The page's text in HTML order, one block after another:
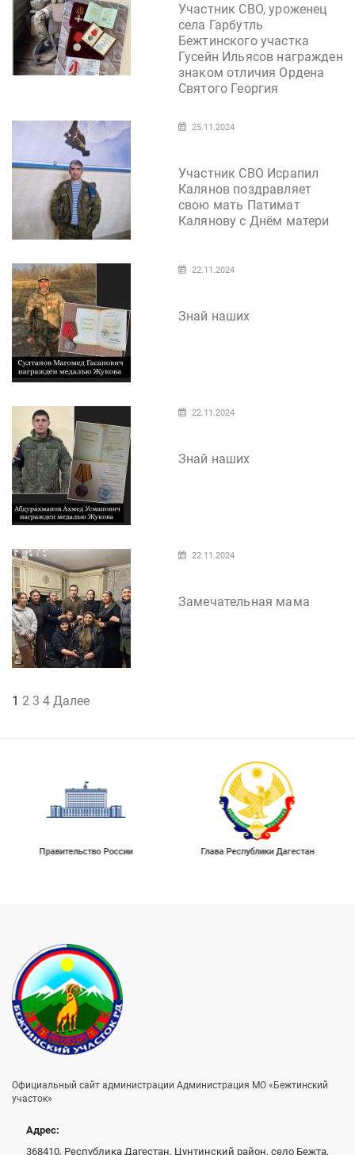
Участник СВО, уроженец
села Гарбутль
Бежтинского участка
Гусейн Ильясов награжден
знаком отличия Ордена
Святого Георгия
25.11.2024
Участник СВО Исрапил
Калянов поздравляет
свою мать Патимат
Калянову с Днём матери
22.11.2024
Знай наших
22.11.2024
Знай наших
22.11.2024
Замечательная мама
Пагинация
1 2 3 4 Далее
Правительство России Глава Республики Дагестан
Официальный сайт администрации Администрация МО «Бежтинский
участок»
Адрес:
368410, Республика Дагестан, Цунтинский район, село Бежта,